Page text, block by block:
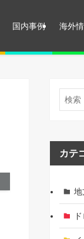
国内事例 海外
カテ
地